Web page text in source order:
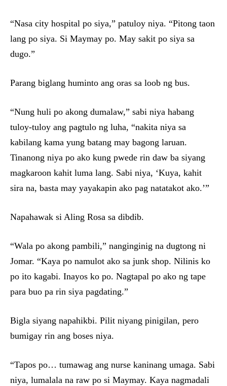
“Nasa city hospital po siya,” patuloy niya. “Pitong taon
lang po siya. Si Maymay po. May sakit po siya sa
dugo.”
Parang biglang huminto ang oras sa loob ng bus.
“Nung huli po akong dumalaw,” sabi niya habang
tuloy-tuloy ang pagtulo ng luha, “nakita niya sa
kabilang kama yung batang may bagong laruan.
Tinanong niya po ako kung pwede rin daw ba siyang
magkaroon kahit luma lang. Sabi niya, ‘Kuya, kahit
sira na, basta may yayakapin ako pag natatakot ako.’”
Napahawak si Aling Rosa sa dibdib.
“Wala po akong pambili,” nanginginig na dugtong ni
Jomar. “Kaya po namulot ako sa junk shop. Nilinis ko
po ito kagabi. Inayos ko po. Nagtapal po ako ng tape
para buo pa rin siya pagdating.”
Bigla siyang napahikbi. Pilit niyang pinigilan, pero
bumigay rin ang boses niya.
“Tapos po… tumawag ang nurse kaninang umaga. Sabi
niya, lumalala na raw po si Maymay. Kaya nagmadali